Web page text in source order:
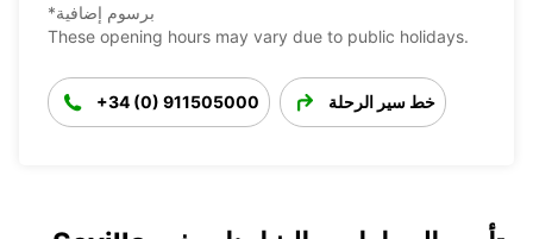
*برسوم إضافية
These opening hours may vary due to public holidays.
+34 (0) 911505000 خط سير الرحلة